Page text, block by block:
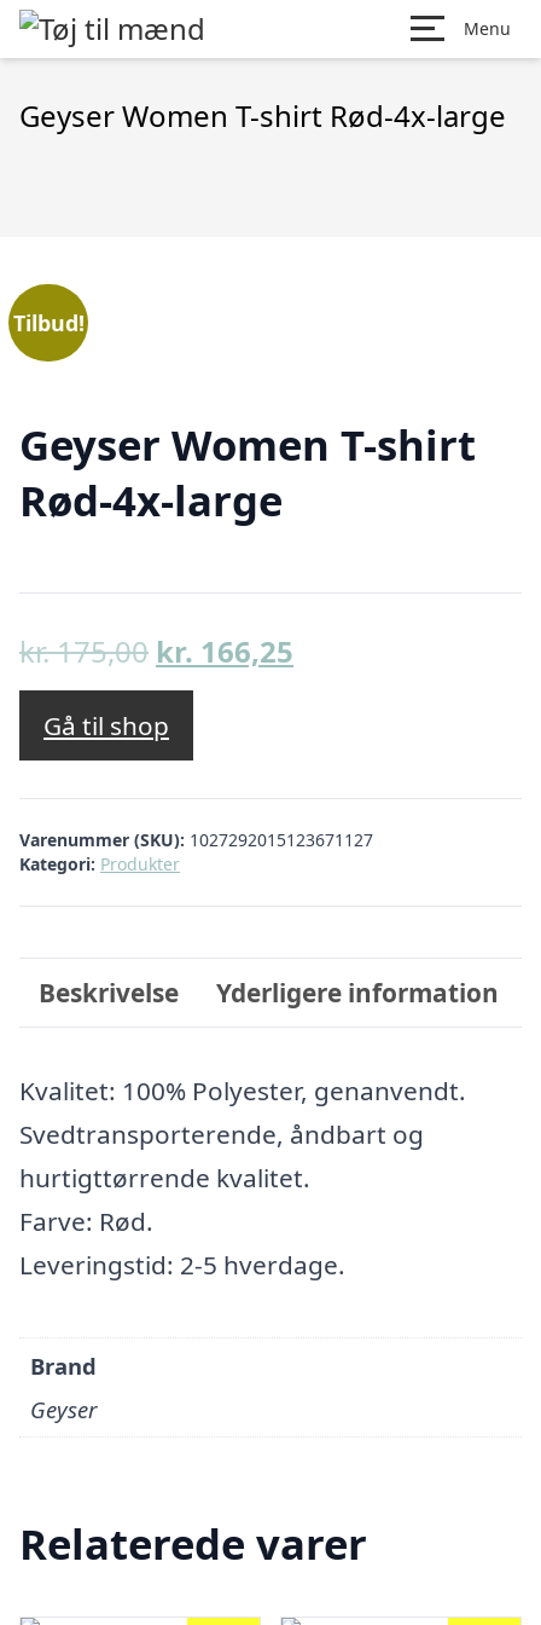
Menu
Geyser Women T-shirt Rød-4x-large
Tilbud!
Geyser Women T-shirt
Rød-4x-large
kr.175,00 Den
oprindelige
pris
var:
kr. 175,00.
kr. 166,25
kr. 166,25.
Gå til shop
Varenummer (SKU): 1027292015123671127
Kategori: Produkter
Beskrivelse Yderligere information
Kvalitet: 100% Polyester, genanvendt.
Svedtransporterende, åndbart og
hurtigttørrende kvalitet.
Farve: Rød.
Leveringstid: 2-5 hverdage.
Brand
Geyser
Relaterede varer